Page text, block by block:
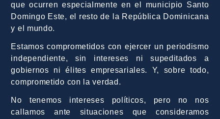
que ocurren especialmente en el municipio Santo
Domingo Este, el resto de la República Dominicana
y el mundo.
Estamos comprometidos con ejercer un periodismo
independiente, sin intereses ni supeditados a
gobiernos ni élites empresariales. Y, sobre todo,
comprometido con la verdad.
No tenemos intereses políticos, pero no nos
callamos ante situaciones que consideramos